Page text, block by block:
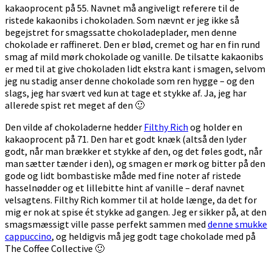
kakaoprocent på 55. Navnet må angiveligt referere til de
ristede kakaonibs i chokoladen. Som nævnt er jeg ikke så
begejstret for smagssatte chokoladeplader, men denne
chokolade er raffineret. Den er blød, cremet og har en fin rund
smag af mild mørk chokolade og vanille. De tilsatte kakaonibs
er med til at give chokoladen lidt ekstra kant i smagen, selvom
jeg nu stadig anser denne chokolade som ren hygge – og den
slags, jeg har svært ved kun at tage et stykke af. Ja, jeg har
allerede spist ret meget af den 🙂
Den vilde af chokoladerne hedder Filthy Rich og holder en
kakaoprocent på 71. Den har et godt knæk (altså den lyder
godt, når man brækker et stykke af den, og det føles godt, når
man sætter tænder i den), og smagen er mørk og bitter på den
gode og lidt bombastiske måde med fine noter af ristede
hasselnødder og et lillebitte hint af vanille – deraf navnet
velsagtens. Filthy Rich kommer til at holde længe, da det for
mig er nok at spise ét stykke ad gangen. Jeg er sikker på, at den
smagsmæssigt ville passe perfekt sammen med denne smukke
cappuccino, og heldigvis må jeg godt tage chokolade med på
The Coffee Collective 🙂